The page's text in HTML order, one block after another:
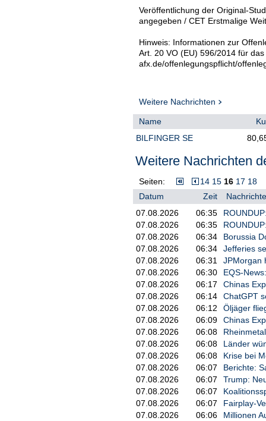
Veröffentlichung der Original-
angegeben / CET Erstmalige
Hinweis: Informationen zur
Art. 20 VO (EU) 596/2014 für
afx.de/offenlegungspflicht/
Weitere Nachrichten
Name
BILFINGER SE
Weitere Nachrichten
Seiten: 14 15 16 17 18
Datum
Zeit
07.08.2026
06:35
07.08.2026
06:35
07.08.2026
06:34
Borussia
07.08.2026
06:34
Jefferies
07.08.2026
06:31
JPMorgan
07.08.2026
06:30
EQS-
07.08.2026
06:17
Chinas
07.08.2026
06:14
ChatGPT
07.08.2026
06:12
Öljäger
07.08.2026
06:09
Chinas
07.08.2026
06:08
07.08.2026
06:08
Länder
07.08.2026
06:08
Krise bei
07.08.2026
06:07
Berichte:
07.08.2026
06:07
Trump:
07.08.2026
06:07
07.08.2026
06:07
Fairplay-
07.08.2026
06:06
Millionen